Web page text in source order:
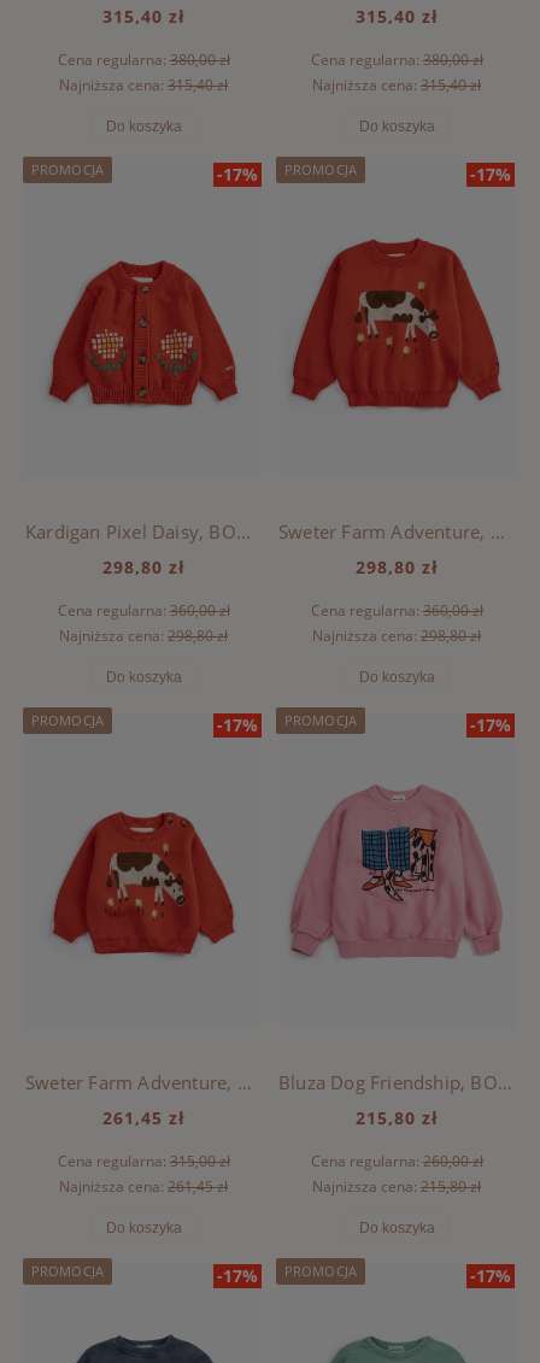
315,40 zł
Cena regularna:380,00 zł
Najniższa cena: 315,40 zł
Do koszyka
315,40 zł
Cena regularna:380,00 zł
Najniższa cena: 315,40 zł
Do koszyka
-17%
Kardigan Pixel Daisy, BOBO CHOSES - RED
298,80 zł
Cena regularna:360,00 zł
Najniższa cena: 298,80 zł
Do koszyka
PROMOCJA -17%
Sweter Farm Adventure, BOBO CHOSES - RED
298,80 zł
Cena regularna:360,00 zł
Najniższa cena: 298,80 zł
Do koszyka
PROMOCJA
-17%
Sweter Farm Adventure, BOBO CHOSES - RED
261,45 zł
Cena regularna:315,00 zł
Najniższa cena: 261,45 zł
Do koszyka
PROMOCJA -17%
Bluza Dog Friendship, BOBO CHOSES - PINK
215,80 zł
Cena regularna:260,00 zł
Najniższa cena: 215,80 zł
Do koszyka
PROMOCJA
-17%
PROMOCJA -17%
PROMOCJA